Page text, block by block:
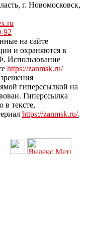
г. Новомосковск,
92
на сайте
и охраняются в
Использование
https://zanmsk.ru/
гиперссылкой на
Гиперссылка
в тексте,
https://zanmsk.ru/,